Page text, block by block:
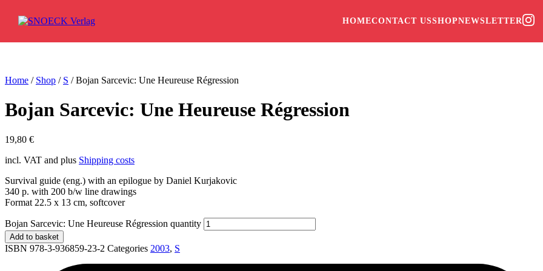
HOMECONTACT USSHOPNEWSLETTER
Home / Shop / S / Bojan Sarcevic: Une Heureuse Régression
Bojan Sarcevic: Une Heureuse Régression
19,80 €
incl. VAT and plus Shipping costs
Survival guide (eng.) with an epilogue by Daniel Kurjakovic
340 p. with 200 b/w line drawings
Format 22.5 x 13 cm, softcover
Bojan Sarcevic: Une Heureuse Régression quantity
Add to basket
ISBN 978-3-936859-23-2 Categories 2003, S